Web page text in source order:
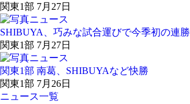
関東1部 7月27日
SHIBUYA、巧みな試合運びで今季初の連勝
関東1部 7月27日
関東1部 南葛、SHIBUYAなど快勝
関東1部 7月26日
ニュース一覧